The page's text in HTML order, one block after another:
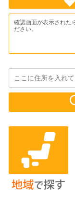
確認画面が表示された
ださい。